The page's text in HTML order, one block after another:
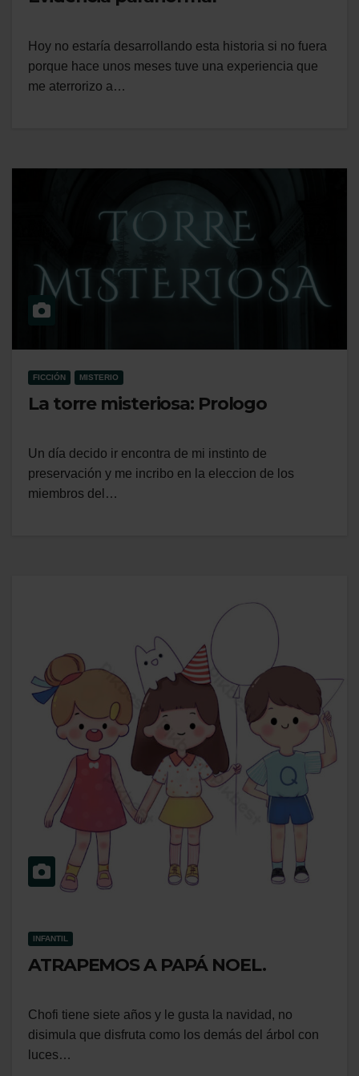
Hoy no estaría desarrollando esta historia si no fuera
porque hace unos meses tuve una experiencia que
me aterrorizo a…
FICCIÓN MISTERIO
La torre misteriosa: Prologo
Un día decido ir encontra de mi instinto de
preservación y me incribo en la eleccion de los
miembros del…
INFANTIL
ATRAPEMOS A PAPÁ NOEL.
Chofi tiene siete años y le gusta la navidad, no
disimula que disfruta como los demás del árbol con
luces…